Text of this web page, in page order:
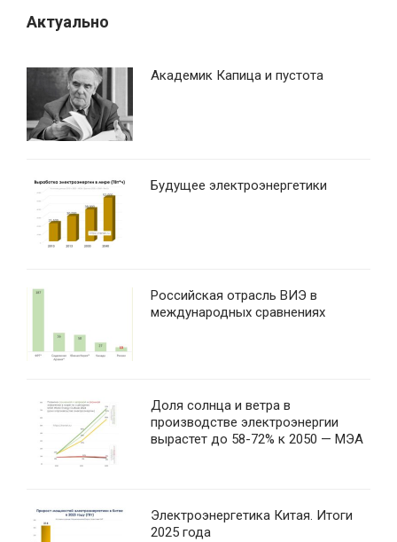
м
Актуально
Академик Капица и пустота
Будущее электроэнергетики
Российская отрасль ВИЭ в
международных сравнениях
Доля солнца и ветра в
производстве электроэнергии
вырастет до 58-72% к 2050 — МЭА
Электроэнергетика Китая. Итоги
2025 года